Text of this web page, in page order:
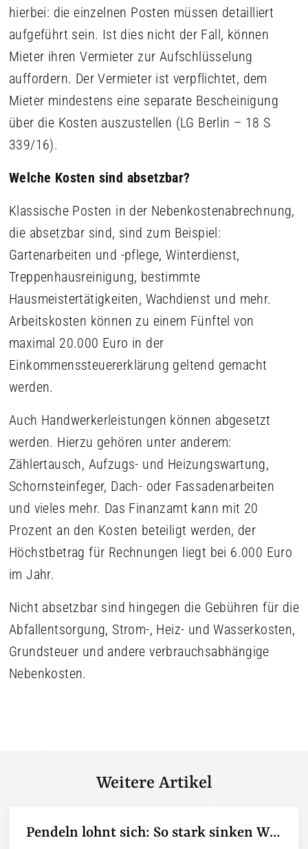
hierbei: die einzelnen Posten müssen detailliert
aufgeführt sein. Ist dies nicht der Fall, können
Mieter ihren Vermieter zur Aufschlüsselung
auffordern. Der Vermieter ist verpflichtet, dem
Mieter mindestens eine separate Bescheinigung
über die Kosten auszustellen (LG Berlin – 18 S
339/16).
Welche Kosten sind absetzbar?
Klassische Posten in der Nebenkostenabrechnung,
die absetzbar sind, sind zum Beispiel:
Gartenarbeiten und -pflege, Winterdienst,
Treppenhausreinigung, bestimmte
Hausmeistertätigkeiten, Wachdienst und mehr.
Arbeitskosten können zu einem Fünftel von
maximal 20.000 Euro in der
Einkommenssteuererklärung geltend gemacht
werden.
Auch Handwerkerleistungen können abgesetzt
werden. Hierzu gehören unter anderem:
Zählertausch, Aufzugs- und Heizungswartung,
Schornsteinfeger, Dach- oder Fassadenarbeiten
und vieles mehr. Das Finanzamt kann mit 20
Prozent an den Kosten beteiligt werden, der
Höchstbetrag für Rechnungen liegt bei 6.000 Euro
im Jahr.
Nicht absetzbar sind hingegen die Gebühren für die
Abfallentsorgung, Strom-, Heiz- und Wasserkosten,
Grundsteuer und andere verbrauchsabhängige
Nebenkosten.
Weitere Artikel
Pendeln lohnt sich: So stark sinken Wohnungspreise im Umland